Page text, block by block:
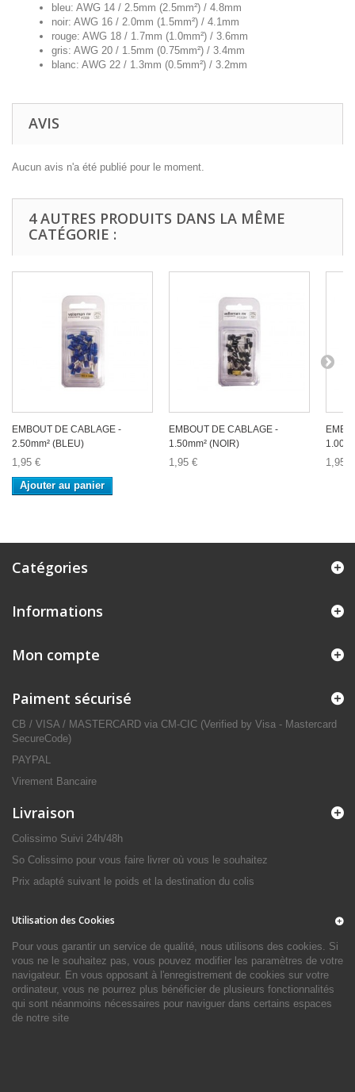
bleu: AWG 14 / 2.5mm (2.5mm²) / 4.8mm
noir: AWG 16 / 2.0mm (1.5mm²) / 4.1mm
rouge: AWG 18 / 1.7mm (1.0mm²) / 3.6mm
gris: AWG 20 / 1.5mm (0.75mm²) / 3.4mm
blanc: AWG 22 / 1.3mm (0.5mm²) / 3.2mm
AVIS
Aucun avis n'a été publié pour le moment.
4 AUTRES PRODUITS DANS LA MÊME
CATÉGORIE :
EMBOUT DE CABLAGE -
2.50mm² (BLEU)
1,95 €
Ajouter au panier
EMBOUT DE CABLAGE -
1.50mm² (NOIR)
1,95 € 1,95 €
Catégories
Informations
Mon compte
Paiment sécurisé
CB / VISA / MASTERCARD via CM-CIC (Verified by Visa - Mastercard
SecureCode)
PAYPAL
Virement Bancaire
Livraison
Colissimo Suivi 24h/48h
So Colissimo pour vous faire livrer où vous le souhaitez
Prix adapté suivant le poids et la destination du colis
Utilisation des Cookies
Pour vous garantir un service de qualité, nous utilisons des cookies. Si
vous ne le souhaitez pas, vous pouvez modifier les paramètres de votre
navigateur. En vous opposant à l'enregistrement de cookies sur votre
ordinateur, vous ne pourrez plus bénéficier de plusieurs fonctionnalités
qui sont néanmoins nécessaires pour naviguer dans certains espaces
de notre site